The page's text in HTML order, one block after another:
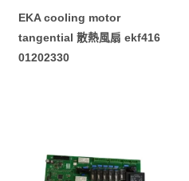
EKA cooling motor
tangential 散熱風扇 ekf416
01202330